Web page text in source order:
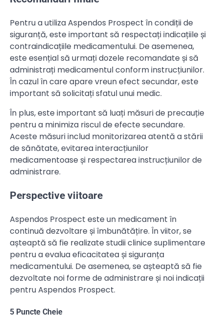
Pentru a utiliza Aspendos Prospect în condiții de
siguranță, este important să respectați indicațiile și
contraindicațiile medicamentului. De asemenea,
este esențial să urmați dozele recomandate și să
administrați medicamentul conform instrucțiunilor.
În cazul în care apare vreun efect secundar, este
important să solicitați sfatul unui medic.
În plus, este important să luați măsuri de precauție
pentru a minimiza riscul de efecte secundare.
Aceste măsuri includ monitorizarea atentă a stării
de sănătate, evitarea interacțiunilor
medicamentoase și respectarea instrucțiunilor de
administrare.
Perspective viitoare
Aspendos Prospect este un medicament în
continuă dezvoltare și îmbunătățire. În viitor, se
așteaptă să fie realizate studii clinice suplimentare
pentru a evalua eficacitatea și siguranța
medicamentului. De asemenea, se așteaptă să fie
dezvoltate noi forme de administrare și noi indicații
pentru Aspendos Prospect.
5 Puncte Cheie